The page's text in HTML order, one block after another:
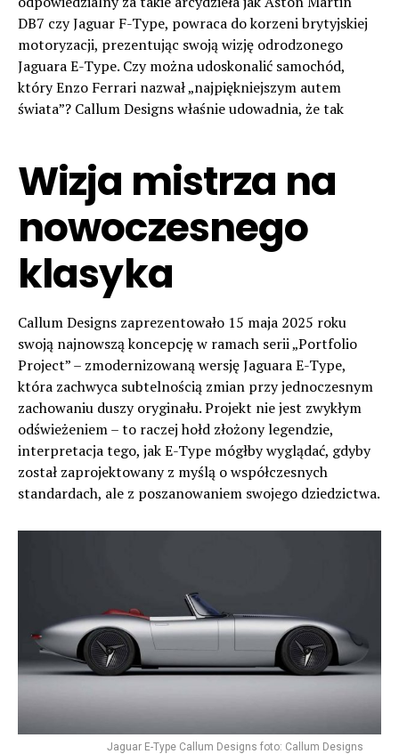
DB7 czy Jaguar F-Type, powraca do korzeni brytyjskiej
motoryzacji, prezentując swoją wizję odrodzonego
Jaguara E-Type. Czy można udoskonalić samochód,
który Enzo Ferrari nazwał „najpiękniejszym autem
świata”? Callum Designs właśnie udowadnia, że tak
Wizja mistrza na
nowoczesnego
klasyka
Callum Designs zaprezentowało 15 maja 2025 roku
swoją najnowszą koncepcję w ramach serii „Portfolio
Project” – zmodernizowaną wersję Jaguara E-Type,
która zachwyca subtelnością zmian przy jednoczesnym
zachowaniu duszy oryginału. Projekt nie jest zwykłym
odświeżeniem – to raczej hołd złożony legendzie,
interpretacja tego, jak E-Type mógłby wyglądać, gdyby
został zaprojektowany z myślą o współczesnych
standardach, ale z poszanowaniem swojego dziedzictwa.
Jaguar E-Type Callum Designs foto: Callum Designs